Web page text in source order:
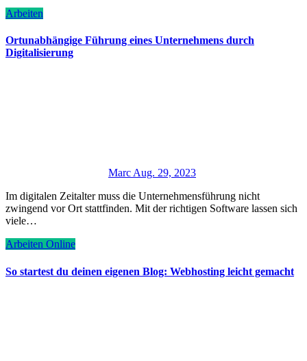
Arbeiten
Ortunabhängige Führung eines Unternehmens durch
Digitalisierung
Marc Aug. 29, 2023
Im digitalen Zeitalter muss die Unternehmensführung nicht
zwingend vor Ort stattfinden. Mit der richtigen Software lassen sich
viele…
Arbeiten Online
So startest du deinen eigenen Blog: Webhosting leicht gemacht